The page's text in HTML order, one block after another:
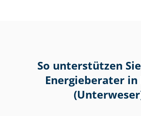
So unterstützen
Energieberater in